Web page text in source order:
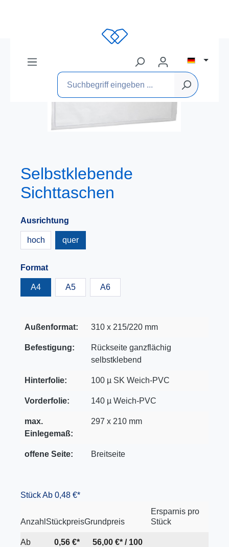
Selbstklebende
Sichttaschen
Ausrichtung
hoch quer
Format
A4 A5 A6
Außenformat: 310 x 215/220 mm
Befestigung:
Rückseite ganzflächig
selbstklebend
Hinterfolie: 100 µ SK Weich-PVC
Vorderfolie: 140 µ Weich-PVC
max.
Einlegemaß:
297 x 210 mm
offene Seite: Breitseite
StückAb 0,48 €*
Anzahl StückpreisGrundpreis
Ersparnis pro
Stück
Ab
0,56 €*
56,00 €* / 100